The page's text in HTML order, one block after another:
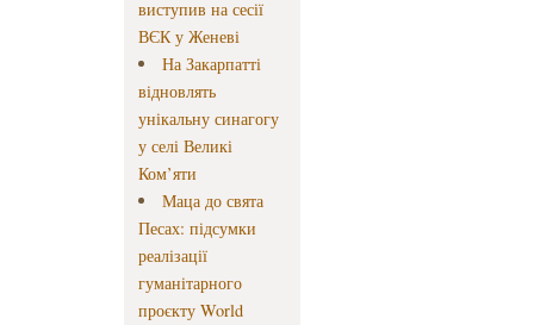
виступив на сесії
ВЄК у Женеві
На Закарпатті
відновлять
унікальну синагогу
у селі Великі
Ком’яти
Маца до свята
Песах: підсумки
реалізації
гуманітарного
проєкту World